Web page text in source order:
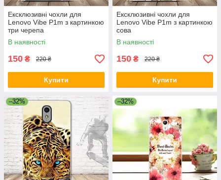
Ексклюзивні чохли для
Lenovo Vibe P1m з картинкою
три черепа
В наявності
150 ₴ 220 ₴
Купити
Ексклюзивні чохли для
Lenovo Vibe P1m з картинкою
сова
В наявності
150 ₴ 220 ₴
Купити
–32% –32%